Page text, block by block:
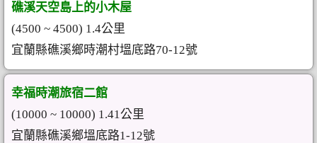
礁溪天空島上的小木屋
(4500 ~ 4500) 1.4公里
宜蘭縣礁溪鄉時潮村塭底路70-12號
幸福時潮旅宿二館
(10000 ~ 10000) 1.41公里
宜蘭縣礁溪鄉塭底路1-12號